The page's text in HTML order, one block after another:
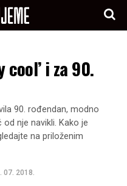
cool’ i za 90.
90. rođendan, modno
nje navikli. Kako je
na priloženim
07. 2018.